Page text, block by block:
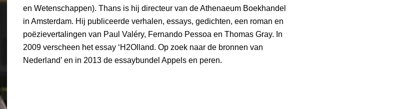
en Wetenschappen). Thans is hij directeur van de Athenaeum Boekhandel
in Amsterdam. Hij publiceerde verhalen, essays, gedichten, een roman en
poëzievertalingen van Paul Valéry, Fernando Pessoa en Thomas Gray. In
2009 verscheen het essay ‘H2Olland. Op zoek naar de bronnen van
Nederland’ en in 2013 de essaybundel Appels en peren.